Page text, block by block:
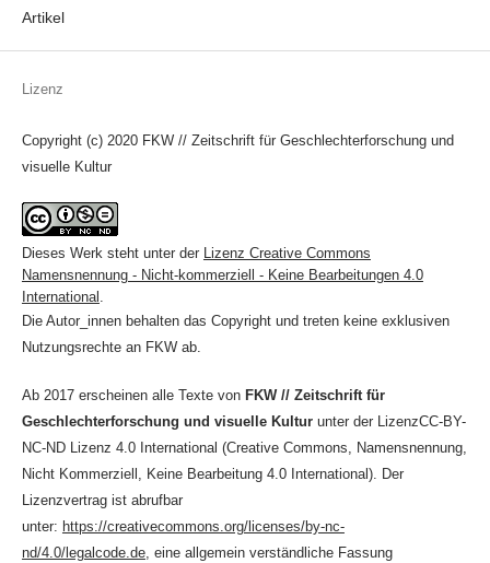
Artikel
Lizenz
Copyright (c) 2020 FKW // Zeitschrift für Geschlechterforschung und
visuelle Kultur
Dieses Werk steht unter der Lizenz Creative Commons
Namensnennung - Nicht-kommerziell - Keine Bearbeitungen 4.0
International .
Die Autor_innen behalten das Copyright und treten keine exklusiven
Nutzungsrechte an FKW ab.
Ab 2017 erscheinen alle Texte von FKW // Zeitschrift für
Geschlechterforschung und visuelle Kulturunter der LizenzCC-BY-
NC-ND Lizenz 4.0 International (Creative Commons, Namensnennung,
Nicht Kommerziell, Keine Bearbeitung 4.0 International). Der
Lizenzvertrag ist abrufbar
unter: https://creativecommons.org/licenses/by-nc-
nd/4.0/legalcode.de, eine allgemein verständliche Fassung